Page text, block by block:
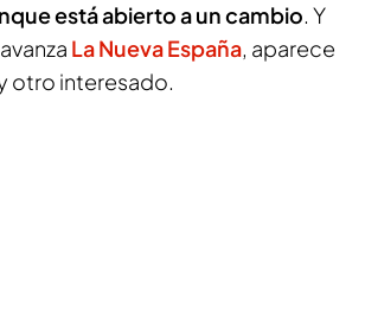
está abierto a un cambio. Y
La Nueva España, aparece
otro interesado.